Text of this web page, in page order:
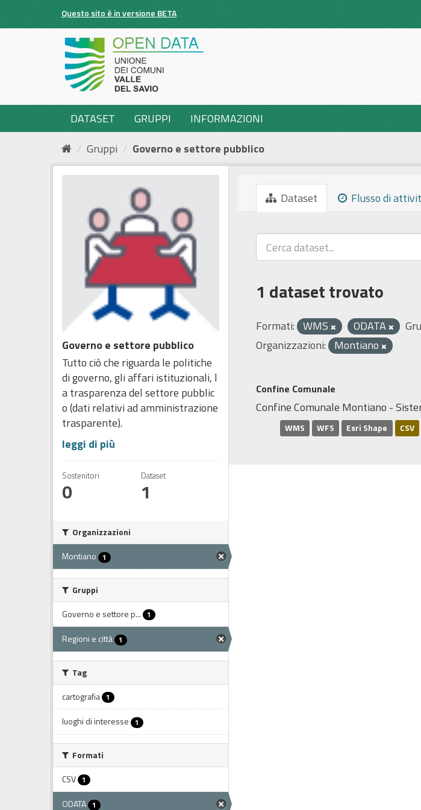
Questo sito è in versione BETA
DATASET GRUPPI
INFORMAZIONI
Gruppi
Governo e settore pubblico
Governo e settore pubblico
Tutto ciò che riguarda le politiche
di governo, gli affari istituzionali, l
a trasparenza del settore pubblic
o (dati relativi ad amministrazione
trasparente).
leggi di più
Sostenitori
0
Dataset
1
Organizzazioni
Montiano 1
Gruppi
Governo e settore p... 1
Regioni e città 1
Tag
cartografia 1
luoghi di interesse 1
Formati
CSV 1
ODATA 1
Dataset Flusso di
1 dataset trovato
Formati: WMS ODATA
Organizzazioni: Montiano
Confine Comunale
Confine Comunale Montiano -
WMS WFS Esri Shape CSV